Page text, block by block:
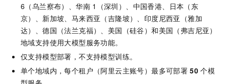
6（乌兰察布）、华南 1（深圳）、中国香港、日本（东
京）、新加坡、马来西亚（吉隆坡）、印度尼西亚（雅加
达）、德国（法兰克福）、美国（硅谷）和美国（弗吉尼亚）
地域支持使用大模型服务功能。
仅支持模型部署，不支持模型训练。
单个地域内，每个租户（阿里云主账号）最多可部署 50 个模